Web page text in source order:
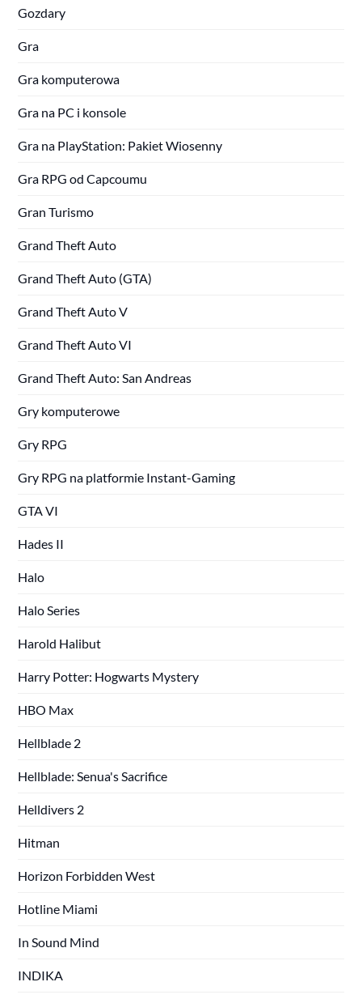
Gozdary
Gra
Gra komputerowa
Gra na PC i konsole
Gra na PlayStation: Pakiet Wiosenny
Gra RPG od Capcoumu
Gran Turismo
Grand Theft Auto
Grand Theft Auto (GTA)
Grand Theft Auto V
Grand Theft Auto VI
Grand Theft Auto: San Andreas
Gry komputerowe
Gry RPG
Gry RPG na platformie Instant-Gaming
GTA VI
Hades II
Halo
Halo Series
Harold Halibut
Harry Potter: Hogwarts Mystery
HBO Max
Hellblade 2
Hellblade: Senua's Sacrifice
Helldivers 2
Hitman
Horizon Forbidden West
Hotline Miami
In Sound Mind
INDIKA